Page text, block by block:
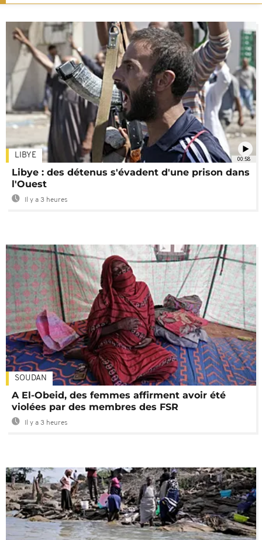
00:58
LIBYE
Libye : des détenus s'évadent d'une prison dans
l'Ouest
Il y a 3 heures
SOUDAN
A El-Obeid, des femmes affirment avoir été
violées par des membres des FSR
Il y a 3 heures